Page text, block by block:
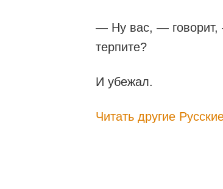
— Ну вас, — говорит,
терпите?
И убежал.
Читать другие